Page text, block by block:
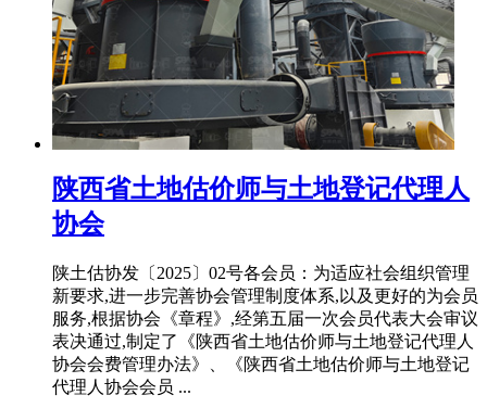
陕西省土地估价师与土地登记代理人
协会
陕土估协发〔2025〕02号各会员：为适应社会组织管理
新要求,进一步完善协会管理制度体系,以及更好的为会员
服务,根据协会《章程》,经第五届一次会员代表大会审议
表决通过,制定了《陕西省土地估价师与土地登记代理人
协会会费管理办法》、《陕西省土地估价师与土地登记
代理人协会会员 ...